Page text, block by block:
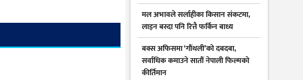
मल अभावले सर्लाहीका किसान संकटमा,
लाइन बस्दा पनि रित्तै फर्किन बाध्य
बक्स अफिसमा ‘गौंथली’को दबदबा,
सर्वाधिक कमाउने सातौं नेपाली फिल्मको
कीर्तिमान